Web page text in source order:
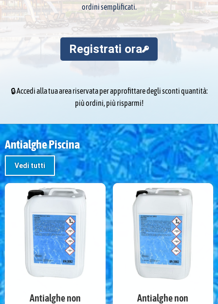
ordini semplificati.
Registrati ora
🔒 Accedi alla tua area riservata per approfittare degli sconti quantità:
più ordini, più risparmi!
Antialghe Piscina
Vedi tutti
Antialghe non
Antialghe non